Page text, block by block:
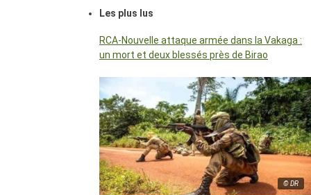
Les plus lus
RCA-Nouvelle attaque armée dans la Vakaga :
un mort et deux blessés près de Birao
© DR